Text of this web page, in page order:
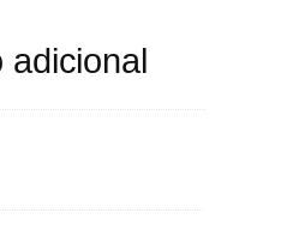
adicional